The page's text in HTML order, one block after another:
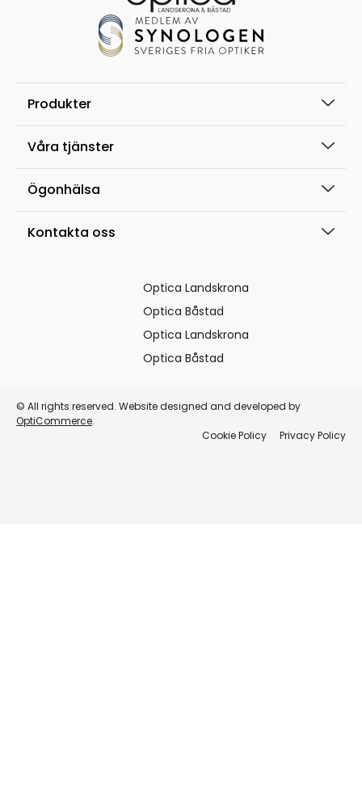
Produkter
Våra tjänster
Ögonhälsa
Kontakta oss
Optica Landskrona
Optica Båstad
Optica Landskrona
Optica Båstad
© All rights reserved. Website designed and developed by
OptiCommerce.
Cookie Policy
Privacy Policy